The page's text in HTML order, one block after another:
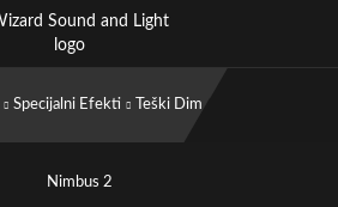
Specijalni Efekti Teški Dim